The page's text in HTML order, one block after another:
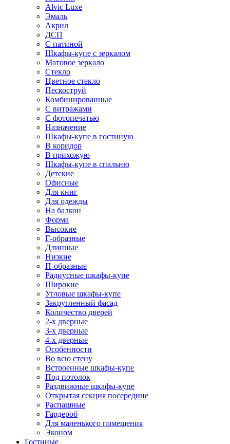
Alvic Luxe
Эмаль
Акрил
ДСП
С патиной
Шкафы-купе с зеркалом
Матовое зеркало
Стекло
Цветное стекло
Пескоструй
Комбинированные
С витражами
С фотопечатью
Назначение
Шкафы-купе в гостиную
В коридор
В прихожую
Шкафы-купе в спальню
Детские
Офисные
Для книг
Для одежды
На балкон
Форма
Высокие
Г-образные
Длинные
Низкие
П-образные
Радиусные шкафы-купе
Широкие
Угловые шкафы-купе
Закругленный фасад
Количество дверей
2-х дверные
3-х дверные
4-х дверные
Особенности
Во всю стену
Встроенные шкафы-купе
Под потолок
Раздвижные шкафы-купе
Открытая секция посередине
Распашные
Гардероб
Для маленького помещения
Эконом
Гостиные